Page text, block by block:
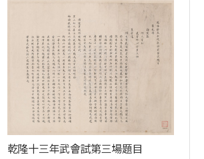
乾隆十三年武會試第三場題目